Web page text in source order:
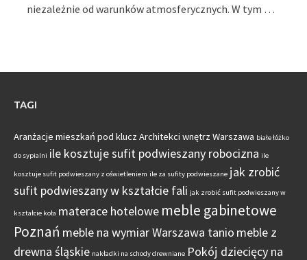
niezależnie od warunków atmosferycznych. W tym …
TAGI
Aranżacje mieszkań pod klucz Architekci wnętrz Warszawa białe łóżko
do sypialni ile kosztuje sufit podwieszany robocizna ile
kosztuje sufit podwieszany z oświetleniem ile za sufity podwieszane jak zrobić
sufit podwieszany w kształcie fali jak zrobić sufit podwieszany w
kształcie koła materace hotelowe meble gabinetowe
Poznań meble na wymiar Warszawa tanio meble z
drewna śląskie nakładki na schody drewniane Pokój dziecięcy na